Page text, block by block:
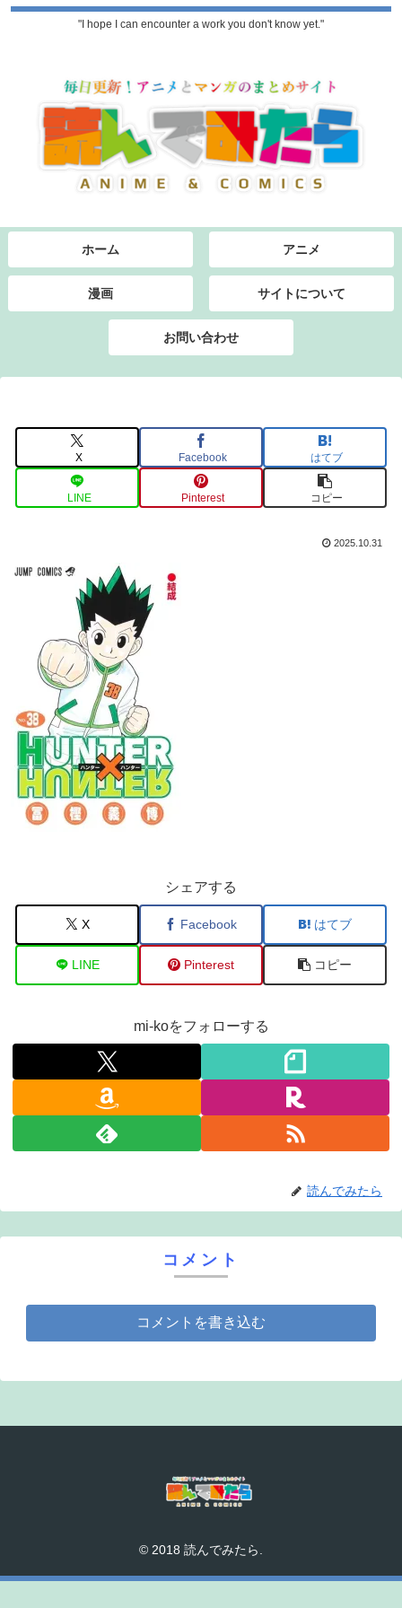
"I hope I can encounter a work you don't know yet."
ホーム アニメ
漫画 サイトについて
お問い合わせ
X Facebook はてブ
LINE Pinterest コピー
2025.10.31
シェアする
X Facebook はてブ
LINE Pinterest コピー
mi-koをフォローする
読んでみたら
コメント
コメントを書き込む
© 2018 読んでみたら.